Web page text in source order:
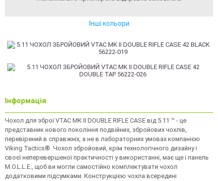
Інші кольори
Інформація
Чохол для зброї VTAC MK II DOUBLE RIFLE CASE від 5.11 ™ - це
представник нового покоління подвійних, збройових чохлів,
перевірений в справжніх, а не в лабораторних умовах компанією
Viking Tactics®. Чохол збройовий, крім технологічного дизайну і
своєї неперевершеної практичності у використанні, має ще і панель
M.O.L.L.E., щоб ви могли самостійно комплектувати чохол
додатковими підсумками. Конструкцією чохла всередині